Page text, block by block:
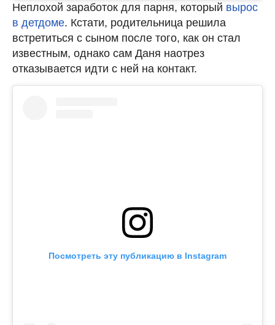
Неплохой заработок для парня, который вырос
в детдоме. Кстати, родительница решила
встретиться с сыном после того, как он стал
известным, однако сам Даня наотрез
отказывается идти с ней на контакт.
Посмотреть эту публикацию в Instagram